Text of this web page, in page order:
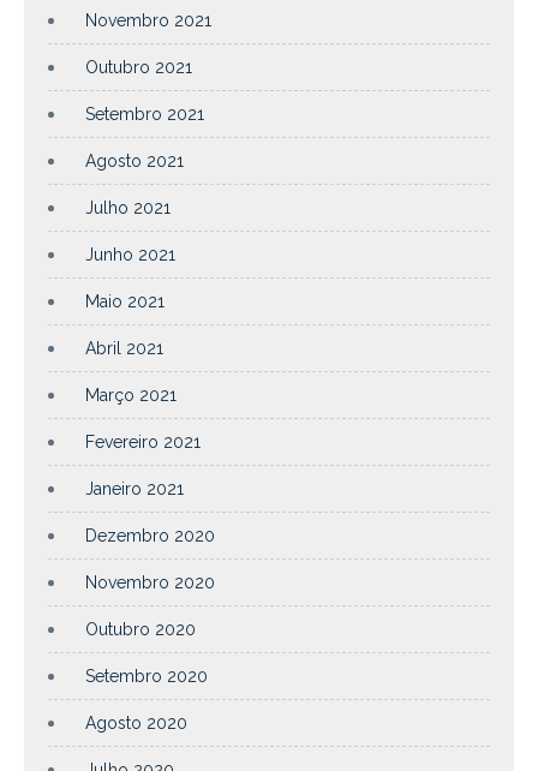
Novembro 2021
Outubro 2021
Setembro 2021
Agosto 2021
Julho 2021
Junho 2021
Maio 2021
Abril 2021
Março 2021
Fevereiro 2021
Janeiro 2021
Dezembro 2020
Novembro 2020
Outubro 2020
Setembro 2020
Agosto 2020